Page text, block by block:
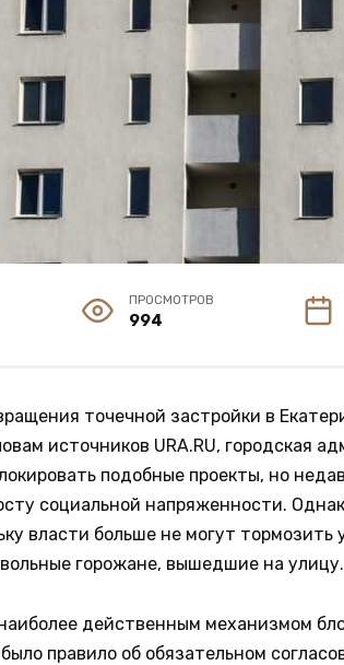
ПРОСМОТРОВ
994
точечной застройки в
источников URA.RU, городская
подобные проекты, но
социальной напряженности.
власти больше не могут тормозить
горожане, вышедшие на улицу.
действенным механизмом
правило об обязательном